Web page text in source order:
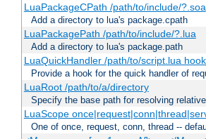
LuaPackageCPath /path/to/include/?.soa
Add a directory to lua's package.cpath
LuaPackagePath /path/to/include/?.lua
Add a directory to lua's package.path
LuaQuickHandler /path/to/script.lua
Provide a hook for the quick handler of
LuaRoot /path/to/a/directory
Specify the base path for resolving
LuaScope
One of once, request, conn, thread --